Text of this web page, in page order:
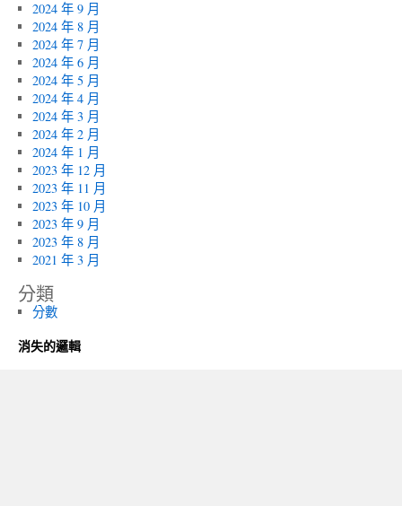
2024 年 9 月
2024 年 8 月
2024 年 7 月
2024 年 6 月
2024 年 5 月
2024 年 4 月
2024 年 3 月
2024 年 2 月
2024 年 1 月
2023 年 12 月
2023 年 11 月
2023 年 10 月
2023 年 9 月
2023 年 8 月
2021 年 3 月
分類
分數
消失的邏輯